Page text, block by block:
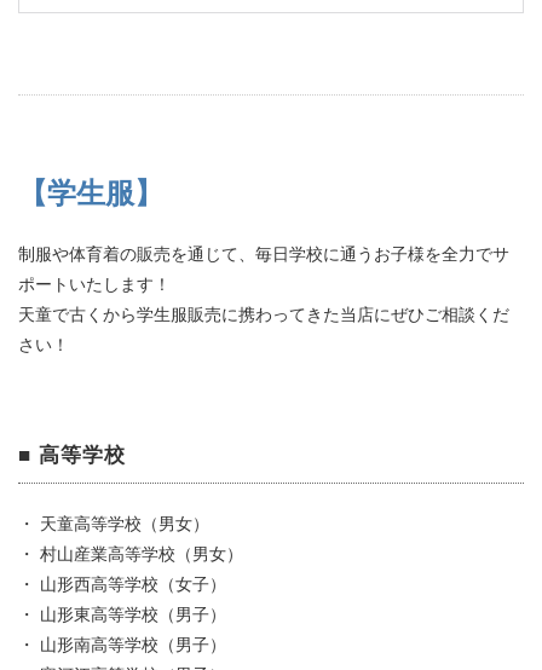
【学生服】
制服や体育着の販売を通じて、毎日学校に通うお子様を全力でサ
ポートいたします！
天童で古くから学生服販売に携わってきた当店にぜひご相談くだ
さい！
■ 高等学校
・ 天童高等学校（男女）
・ 村山産業高等学校（男女）
・ 山形西高等学校（女子）
・ 山形東高等学校（男子）
・ 山形南高等学校（男子）